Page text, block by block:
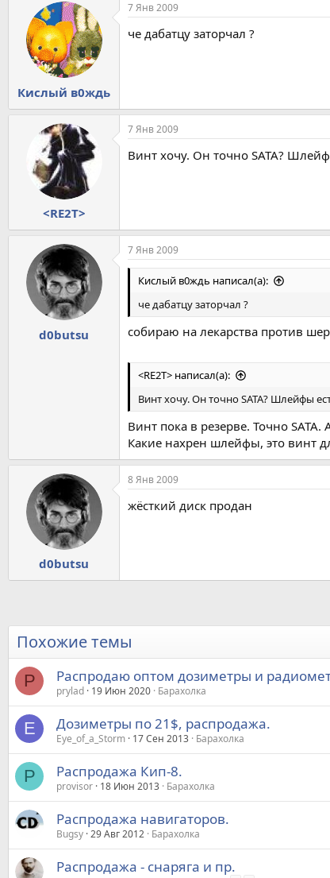
Кислый в0ждь
7 Янв 2009
че дабатцу заторчал ?
<RE2T>
7 Янв 2009
Винт хочу. Он точно SATA?
d0butsu
7 Янв 2009
Кислый в0ждь написал(а):
че дабатцу заторчал ?
собираю на лекарства против
<RE2T> написал(а):
Винт хочу. Он точно SATA? Шлейфы
Винт пока в резерве. Точно
Какие нахрен шлейфы, это винт
d0butsu
8 Янв 2009
жёсткий диск продан
Похожие темы
P Распродаю оптом дозиметры и
prylad 19 Июн 2020 Барахолка
E Дозиметры по 21$, распродажа.
Eye_of_a_Storm 17 Сен 2013 Барахолка
P Распродажа Кип-8.
provisor 18 Июн 2013 Барахолка
Распродажа навигаторов.
Bugsy 29 Авг 2012 Барахолка
Распродажа - снаряга и пр.